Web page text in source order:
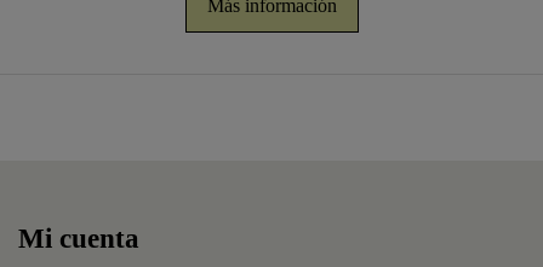
Más información
Mi cuenta